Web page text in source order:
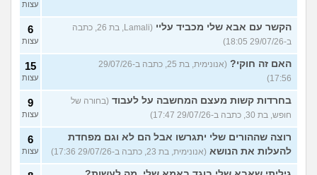
עצות
הקשר עם אבא שלי מכביד עליי
(Lamali, בת 26, כתבה
ב-29/07/26 18:05)
6
עצות
האם זה חוקי?
(אנונימית, בת 25, כתבה ב-29/07/26
17:56)
15
עצות
בחרדות קשות מעצם המחשבה על לעבוד (בחורה של
חופש, בת 30, כתבה ב-29/07/26 17:47)
9
עצות
רוצה שההורים שלי יתגרשו אבל הם לא וגם מפחדת
להעלות את הנושא (אנונימית, בת 23, כתבה ב-29/07/26 17:36)
6
עצות